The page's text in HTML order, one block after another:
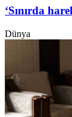
‘Sınırda
Dünya